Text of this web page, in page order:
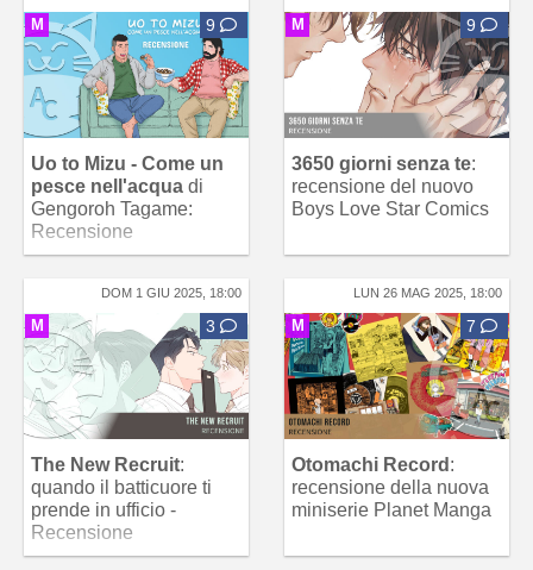
M 9
Uo to Mizu - Come un
pesce nell'acqua di
Gengoroh Tagame:
Recensione
M 9
3650 giorni senza te:
recensione del nuovo
Boys Love Star Comics
DOM 1 GIU 2025, 18:00
M 3
The New Recruit:
quando il batticuore ti
prende in ufficio -
Recensione
LUN 26 MAG 2025, 18:00
M 7
Otomachi Record :
recensione della nuova
miniserie Planet Manga